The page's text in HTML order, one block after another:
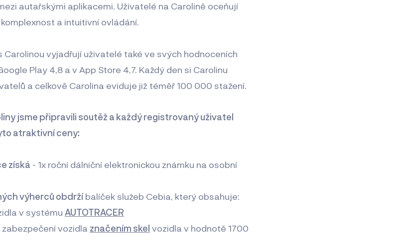
autařskými aplikacemi. Uživatelé na Carolině oceňují
a intuitivní ovládání.
Carolinou vyjadřují uživatelé také ve svých hodnoceních
Play 4,8 a v App Store 4,7. Každý den si Carolinu
a celkově Carolina eviduje již téměř 100 000 stažení.
jsme připravili soutěž a každý registrovaný uživatel
atraktivní ceny:
získá - 1x roční dálniční elektronickou známku na osobní
výherců obdržíbalíček služeb Cebia, který obsahuje:
v systému AUTOTRACER
zabezpečení vozidla značením skel vozidla v hodnotě 1700